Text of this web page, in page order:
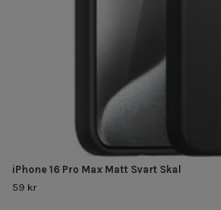
iPhone 16 Pro Max Matt Svart Skal
59 kr